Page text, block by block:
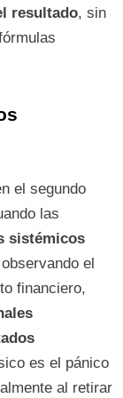
resultado, sin
el segundo
las
sistémicos
el
financiero,
es el pánico
al retirar